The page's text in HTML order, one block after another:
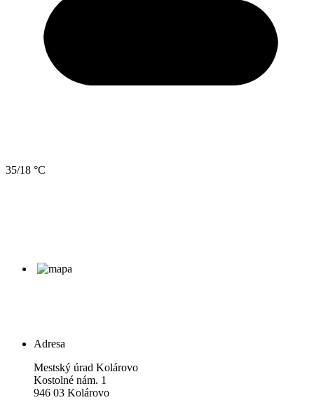
35/18 °C
Adresa
Mestský úrad Kolárovo
Kostolné nám. 1
946 03 Kolárovo